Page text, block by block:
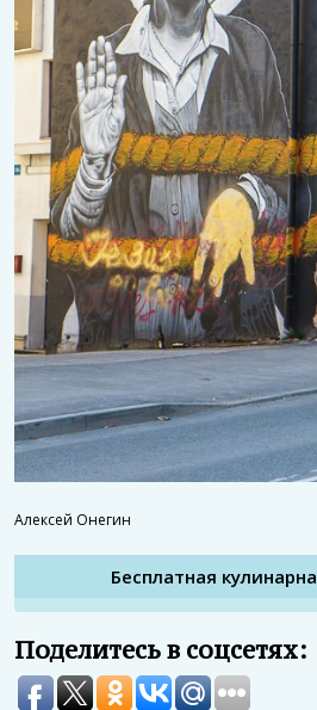
Алексей Онегин
Бесплатная
Поделитесь в соцсетях: